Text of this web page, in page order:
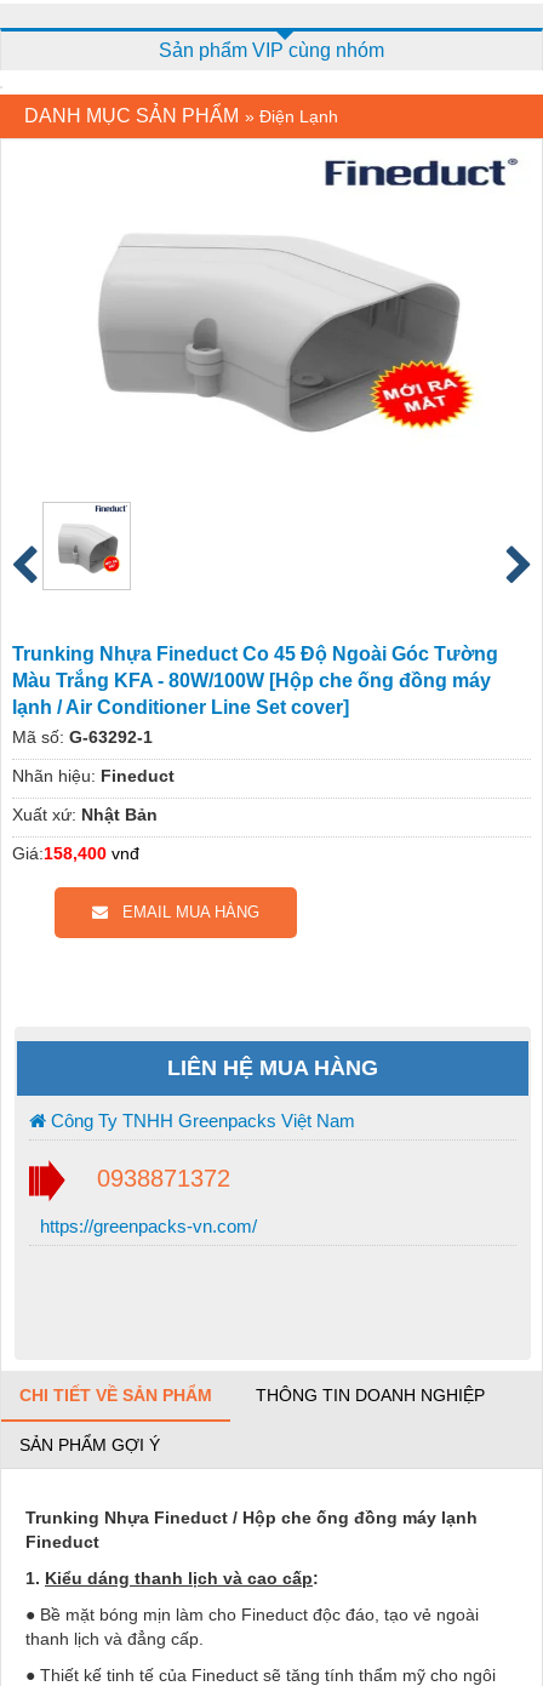
Sản phẩm VIP cùng nhóm
DANH MỤC SẢN PHẨM » Điện Lạnh
Trunking Nhựa Fineduct Co 45 Độ Ngoài Góc Tường
Màu Trắng KFA - 80W/100W [Hộp che ống đồng máy
lạnh / Air Conditioner Line Set cover]
Mã số: G-63292-1
Nhãn hiệu: Fineduct
Xuất xứ: Nhật Bản
Giá:158,400 vnđ
EMAIL MUA HÀNG
LIÊN HỆ MUA HÀNG
Công Ty TNHH Greenpacks Việt Nam
0938871372
https://greenpacks-vn.com/
CHI TIẾT VỀ SẢN PHẨM THÔNG TIN DOANH NGHIỆP
SẢN PHẨM GỢI Ý
Trunking Nhựa Fineduct / Hộp che ống đồng máy lạnh
Fineduct
1. Kiểu dáng thanh lịch và cao cấp:
● Bề mặt bóng mịn làm cho Fineduct độc đáo, tạo vẻ ngoài
thanh lịch và đẳng cấp.
● Thiết kế tinh tế của Fineduct sẽ tăng tính thẩm mỹ cho ngôi